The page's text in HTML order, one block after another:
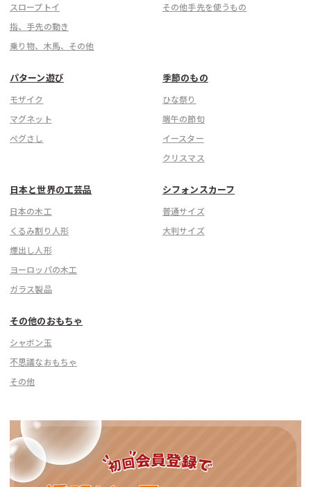
スロープトイ
指、手先の動き
乗り物、木馬、その他
その他手先を使うもの
パターン遊び
モザイク
マグネット
ぺグさし
季節のもの
ひな祭り
端午の節句
イースター
クリスマス
日本と世界の工芸品
日本の木工
くるみ割り人形
煙出し人形
ヨーロッパの木工
ガラス製品
シフォンスカーフ
普通サイズ
大判サイズ
その他のおもちゃ
シャボン玉
不思議なおもちゃ
その他